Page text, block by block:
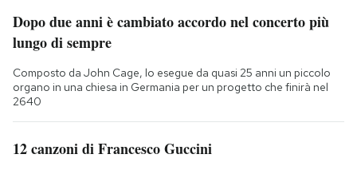
Dopo due anni è cambiato accordo nel concerto più
lungo di sempre
Composto da John Cage, lo esegue da quasi 25 anni un piccolo
organo in una chiesa in Germania per un progetto che finirà nel
2640
12 canzoni di Francesco Guccini